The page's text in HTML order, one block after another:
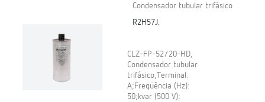
Condensador tubular trifásico
R2H57J.
CLZ-FP-52/20-HD,
Condensador tubular
trifásico;Terminal:
A;Freqüência (Hz):
50;kvar (500 V):